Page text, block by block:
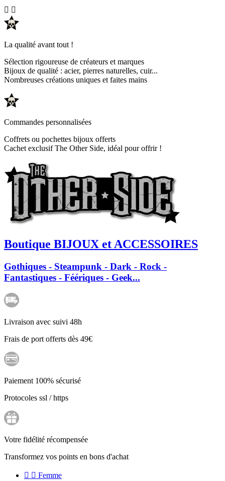
 
La qualité avant tout !
Sélection rigoureuse de créateurs et marques
Bijoux de qualité : acier, pierres naturelles, cuir...
Nombreuses créations uniques et faites mains
Commandes personnalisées
Coffrets ou pochettes bijoux offerts
Cachet exclusif The Other Side, idéal pour offrir !
Boutique BIJOUX et ACCESSOIRES
Gothiques - Steampunk - Dark - Rock -
Fantastiques - Féériques - Geek...
Livraison avec suivi 48h
Frais de port offerts dès 49€
Paiement 100% sécurisé
Protocoles ssl / https
Votre fidélité récompensée
Transformez vos points en bons d'achat
  Femme